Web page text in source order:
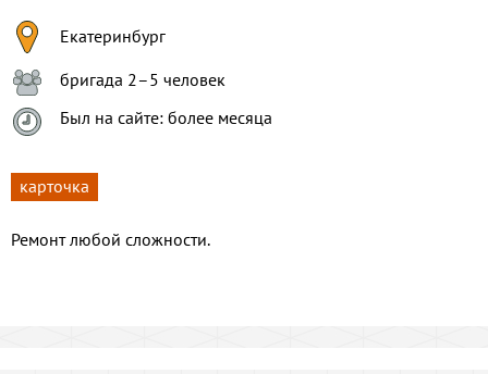
Екатеринбург
бригада 2–5 человек
Был на сайте: более месяца
карточка
Ремонт любой сложности.